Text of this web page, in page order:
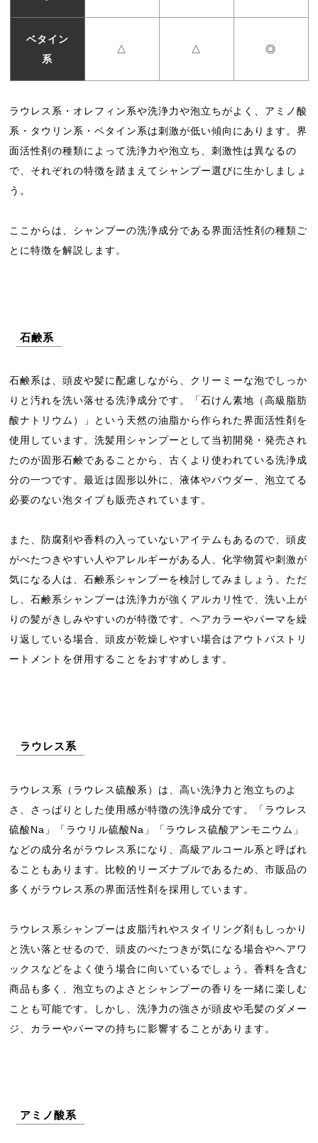
ベタイン
系
△ △ ◎
ラウレス系・オレフィン系や洗浄力や泡立ちがよく、アミノ酸
系・タウリン系・ベタイン系は刺激が低い傾向にあります。界
面活性剤の種類によって洗浄力や泡立ち、刺激性は異なるの
で、それぞれの特徴を踏まえてシャンプー選びに生かしましょ
う。
ここからは、シャンプーの洗浄成分である界面活性剤の種類ご
とに特徴を解説します。
石鹸系
石鹸系は、頭皮や髪に配慮しながら、クリーミーな泡でしっか
りと汚れを洗い落せる洗浄成分です。「石けん素地（高級脂肪
酸ナトリウム）」という天然の油脂から作られた界面活性剤を
使用しています。洗髪用シャンプーとして当初開発・発売され
たのが固形石鹸であることから、古くより使われている洗浄成
分の一つです。最近は固形以外に、液体やパウダー、泡立てる
必要のない泡タイプも販売されています。
また、防腐剤や香料の入っていないアイテムもあるので、頭皮
がべたつきやすい人やアレルギーがある人、化学物質や刺激が
気になる人は、石鹸系シャンプーを検討してみましょう。ただ
し、石鹸系シャンプーは洗浄力が強くアルカリ性で、洗い上が
りの髪がきしみやすいのが特徴です。ヘアカラーやパーマを繰
り返している場合、頭皮が乾燥しやすい場合はアウトバストリ
ートメントを併用することをおすすめします。
ラウレス系
ラウレス系（ラウレス硫酸系）は、高い洗浄力と泡立ちのよ
さ、さっぱりとした使用感が特徴の洗浄成分です。「ラウレス
硫酸Na」「ラウリル硫酸Na」「ラウレス硫酸アンモニウム」
などの成分名がラウレス系になり、高級アルコール系と呼ばれ
ることもあります。比較的リーズナブルであるため、市販品の
多くがラウレス系の界面活性剤を採用しています。
ラウレス系シャンプーは皮脂汚れやスタイリング剤もしっかり
と洗い落とせるので、頭皮のべたつきが気になる場合やヘアワ
ックスなどをよく使う場合に向いているでしょう。香料を含む
商品も多く、泡立ちのよさとシャンプーの香りを一緒に楽しむ
ことも可能です。しかし、洗浄力の強さが頭皮や毛髪のダメー
ジ、カラーやパーマの持ちに影響することがあります。
アミノ酸系